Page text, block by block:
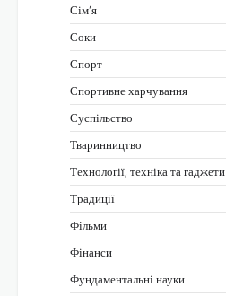
Сім’я
Соки
Спорт
Спортивне харчування
Суспільство
Тваринництво
Технології, техніка та гаджети
Традиції
Фільми
Фінанси
Фундаментальні науки